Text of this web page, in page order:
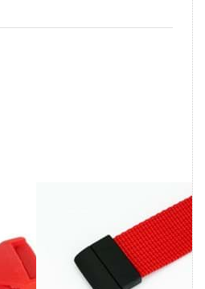
Gurtbandende /
Gurtabschluss -
für 25mm
breites